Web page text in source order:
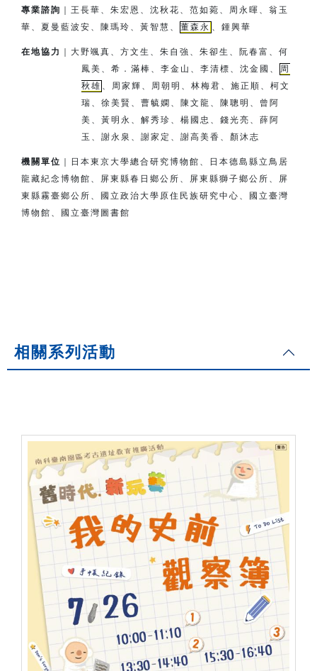
專業諮詢
｜王長華、朱宏恩、沈秋花、范如菀、周永暉、翁玉
華、夏曼藍波安、 陳瑪玲、黃智慧、 董森永 、鍾興華
在地協力
大野颯真、方文生、朱自強、朱卻生、阮春富、何
鳳美、希．滿棒、 李金山、李清標、沈金國、
周
秋雄 、周家輝、周朝明、林梅君、施正順、柯文
瑞、徐美賢、曹毓嫻、陳文龍、陳聰明、曾阿
美、 黃明永、解秀珍、楊國忠、錢光亮、薛阿
玉、謝永泉、謝家定、 謝高美香、顏沐志
機關單位
｜日本東京大學總合研究博物館、日本德島縣立鳥居
龍藏紀念博物館、 屏東縣春日鄉公所、屏東縣獅子鄉公所、 屏
東縣霧臺鄉公所、
國立政治大學原住民族研究中心、國立臺灣
博物館、國立臺灣圖書館
相關系列活動